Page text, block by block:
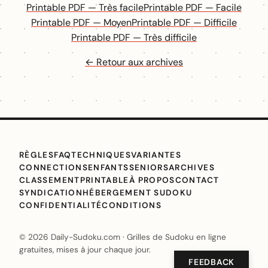
Printable PDF — Très facilePrintable PDF — Facile
Printable PDF — MoyenPrintable PDF — Difficile
Printable PDF — Très difficile
← Retour aux archives
RÈGLESFAQTECHNIQUESVARIANTES
CONNECTIONSENFANTSSENIORSARCHIVES
CLASSEMENTPRINTABLEÀ PROPOSCONTACT
SYNDICATIONHÉBERGEMENT SUDOKU
CONFIDENTIALITÉCONDITIONS
© 2026 Daily-Sudoku.com · Grilles de Sudoku en ligne
gratuites, mises à jour chaque jour.
FEEDBACK